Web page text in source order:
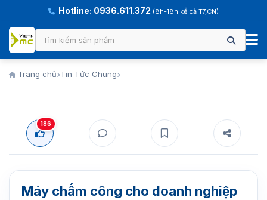
Hotline: 0936.611.372 (8h-18h kể cả T7,CN)
Trang chủ Tin Tức Chung
186
Máy chấm công cho doanh nghiệp